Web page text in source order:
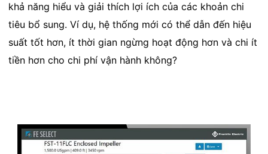
khả năng hiểu và giải thích lợi ích của các khoản chi
tiêu bổ sung. Ví dụ, hệ thống mới có thể dẫn đến hiệu
suất tốt hơn, ít thời gian ngừng hoạt động hơn và chi ít
tiền hơn cho chi phí vận hành không?